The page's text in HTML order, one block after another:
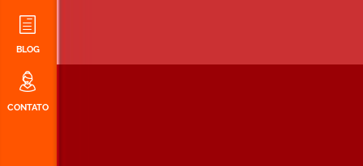
BLOG
CONTATO